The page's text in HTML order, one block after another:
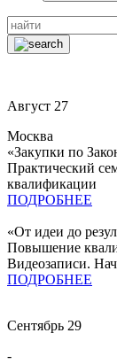
Август 27
Москва
«Закупки по
Практический
квалификации
ПОДРОБНЕЕ
«От идеи до
Повышение
Видеозаписи.
ПОДРОБНЕЕ
Сентябрь 29
-